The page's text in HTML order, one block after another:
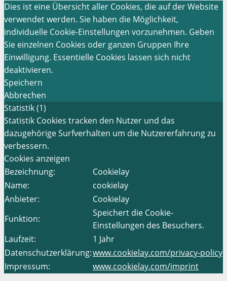
Dies ist eine Übersicht aller Cookies, die auf der Website
verwendet werden. Sie haben die Möglichkeit,
individuelle Cookie-Einstellungen vorzunehmen. Geben
Sie einzelnen Cookies oder ganzen Gruppen Ihre
Einwilligung. Essentielle Cookies lassen sich nicht
deaktivieren.
Speichern
Abbrechen
Statistik (1)
Statistik Cookies tracken den Nutzer und das
dazugehörige Surfverhalten um die Nutzererfahrung zu
verbessern.
Cookies anzeigen
Bezeichnung:
Cookielay
Name:
cookielay
Anbieter:
Cookielay
Funktion:
Speichert die Cookie-
Einstellungen des Besuchers.
Laufzeit:
1 Jahr
Datenschutzerklärung:www.cookielay.com/privacy-policy
Impressum:
www.cookielay.com/imprint